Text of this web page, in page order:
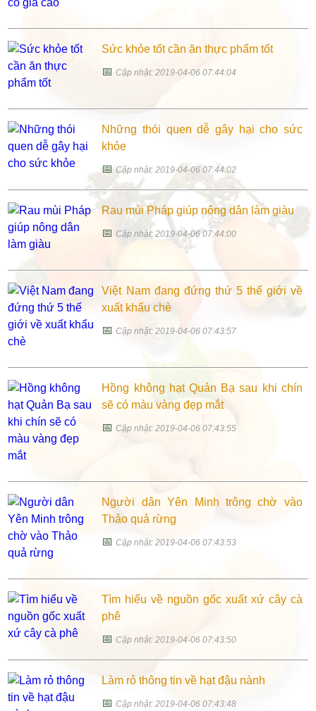
Sức khỏe tốt cần ăn thực phẩm tốt
📅Cập nhật: 2019-04-06 07:44:04
Những thói quen dễ gây hại cho sức
khỏe
📅Cập nhật: 2019-04-06 07:44:02
Rau mùi Pháp giúp nông dân làm giàu
📅Cập nhật: 2019-04-06 07:44:00
Việt Nam đang đứng thứ 5 thế giới về
xuất khẩu chè
📅Cập nhật: 2019-04-06 07:43:57
Hồng không hạt Quản Bạ sau khi chín
sẽ có màu vàng đẹp mắt
📅Cập nhật: 2019-04-06 07:43:55
Người dân Yên Minh trông chờ vào
Thảo quả rừng
📅Cập nhật: 2019-04-06 07:43:53
Tìm hiểu về nguồn gốc xuất xứ cây cà
phê
📅Cập nhật: 2019-04-06 07:43:50
Làm rỏ thông tin về hạt đậu nành
📅Cập nhật: 2019-04-06 07:43:48